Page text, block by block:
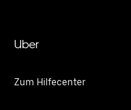
Uber
Zum Hilfecenter